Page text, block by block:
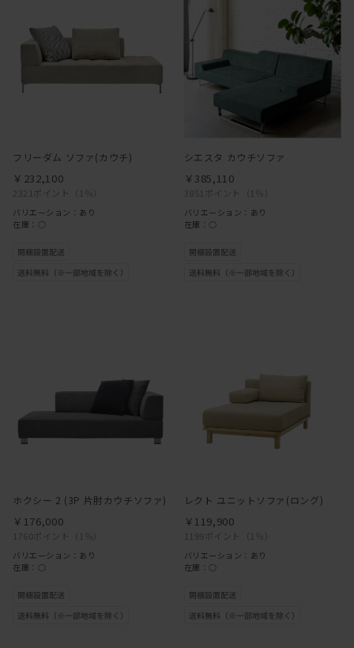
フリーダム ソファ(カウチ)
2321ポイント （1％）
￥232,100
バリエーション：あり
在庫：○
シエスタ カウチソファ
3851ポイント （1％）
￥385,110
バリエーション：あり
在庫：○
ホクシー 2 (3P 片肘カウチソファ)
1760ポイント （1％）
￥176,000
バリエーション：あり
在庫：○
レクト ユニットソファ(ロング)
1199ポイント （1％）
￥119,900
バリエーション：あり
在庫：○